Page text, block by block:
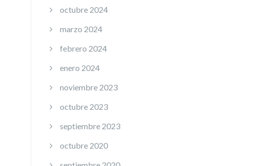
octubre 2024
marzo 2024
febrero 2024
enero 2024
noviembre 2023
octubre 2023
septiembre 2023
octubre 2020